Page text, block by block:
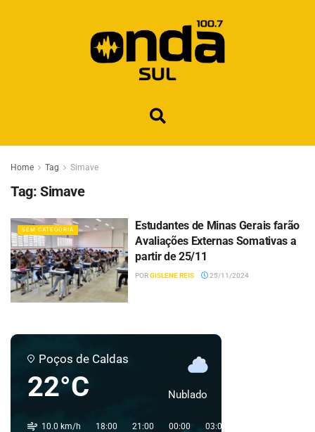
Home Tag Simave
Tag: Simave
SEM CATEGORIA
Estudantes de Minas Gerais farão
Avaliações Externas Somativas a
partir de 25/11
PORGISLENE REIS 25/11/2024
Poços de Caldas
22°C Nublado
10.0 km/h 18:00 21:00 00:00 03:00